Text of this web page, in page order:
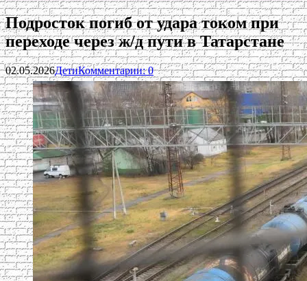
Подросток погиб от удара током при
переходе через ж/д пути в Татарстане
02.05.2026ДетиКомментарии: 0